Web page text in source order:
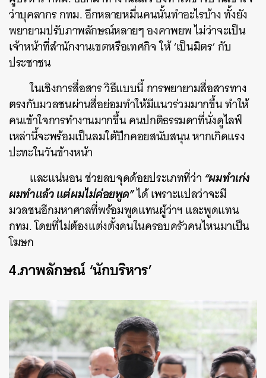
ว่าบุคลากร กทม. อีกหลายหมื่นคนนั้นทำอะไรบ้าง ทั้งยัง
พยายามปรับภาพลักษณ์หลายๆ องคาพยพ ไม่ว่าจะเป็น
เจ้าหน้าที่สำนักงานเขตหรือเทศกิจ ให้ ‘เป็นมิตร’ กับ
ประชาชน
ในเชิงการสื่อสาร วิธีแบบนี้ การพยายามสื่อสารทาง
ตรงกับมวลชนผ่านสื่อย่อมทำให้มีแนวร่วมมากขึ้น ทำให้
คนเข้าใจการทำงานมากขึ้น คนปกติธรรมดาที่นั่งดูไลฟ์
เหล่านี้จะพร้อมเป็นลมใต้ปีกคอยสนับสนุน หากเกิดแรง
ปะทะในวันข้างหน้า
และแน่นอน ช่วยลบจุดด้อยประเภทที่ว่า“ผมทำเก่ง
ผมทำแล้ว แต่ผมไม่ค่อยพูด”ได้ เพราะแปลว่าจะมี
มวลชนอีกมหาศาลที่พร้อมพูดแทนผู้ว่าฯ และพูดแทน
กทม. โดยที่ไม่ต้องแต่งตั้งคนในครอบครัวคนไหนมาเป็น
โฆษก
4.ภาพลักษณ์ ‘นักบริหาร’
SHARE TWEET LINE